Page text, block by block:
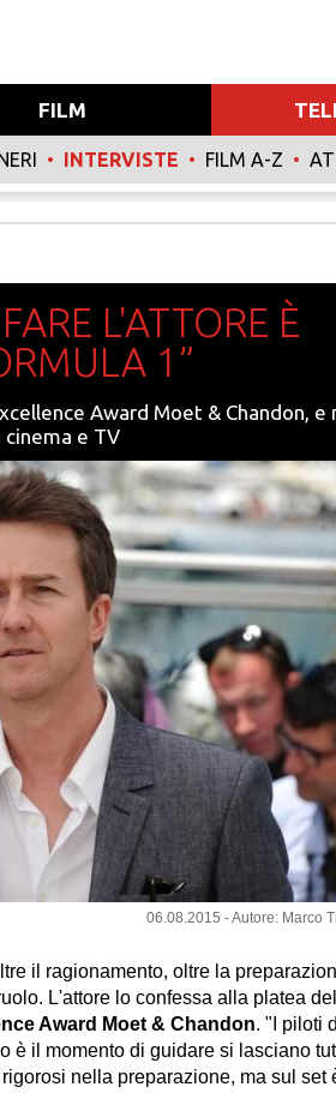
FILM
• INTERVISTE • FILM A-Z •
L'ATTORE È
1”
Award Moet & Chandon, e
e TV
06.08.2015 - Autore: Marco
il ragionamento, oltre la
L'attore lo confessa alla platea
Award Moet & Chandon. "I piloti
è il momento di guidare si lasciano
nella preparazione, ma sul set